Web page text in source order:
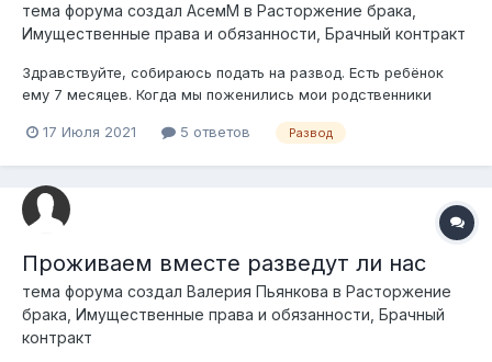
тема форума создал АсемМ в Расторжение брака,
Имущественные права и обязанности, Брачный контракт
Здравствуйте, собираюсь подать на развод. Есть ребёнок
ему 7 месяцев. Когда мы поженились мои родственники
получила ещё 1 млн тенге от государства. Получаю пособие
алименты так как пособие всего до...
17 Июля 2021 5 ответов Развод
Проживаем вместе разведут ли нас
тема форума создал Валерия Пьянкова в Расторжение
брака, Имущественные права и обязанности, Брачный
контракт